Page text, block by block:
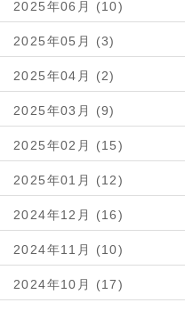
2025年06月 (10)
2025年05月 (3)
2025年04月 (2)
2025年03月 (9)
2025年02月 (15)
2025年01月 (12)
2024年12月 (16)
2024年11月 (10)
2024年10月 (17)